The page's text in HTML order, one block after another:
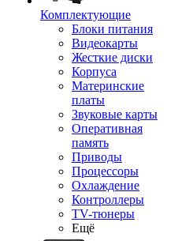
Комплектующие
Блоки питания
Видеокарты
Жесткие диски
Корпуса
Материнские
платы
Звуковые карты
Оперативная
память
Приводы
Процессоры
Охлаждение
Контроллеры
TV-тюнеры
Ещё